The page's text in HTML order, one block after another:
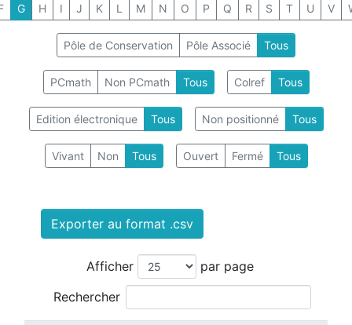
G H I J K L M N O P Q R S T U V
Pôle de Conservation Pôle Associé Tous
PCmath Non PCmath Tous Colref Tous
Edition électronique Tous Non positionné Tous
Vivant Non Tous Ouvert Fermé Tous
Exporter au format .csv
Afficher
par page
Rechercher